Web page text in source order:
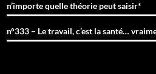
n’importe quelle théorie peut saisir*
n°333 – Le travail, c’est la santé…